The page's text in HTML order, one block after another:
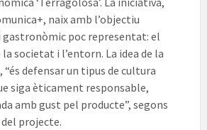
naix amb l’objectiu
gastronòmic poc representat: el
societat i l’entorn. La idea de la
defensar un tipus de cultura
siga èticament responsable,
amb gust pel producte”, segons
projecte.